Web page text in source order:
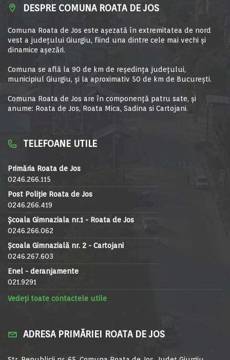
DESPRE COMUNA ROATA DE JOS
Comuna Roata de Jos este aşezată în extremitatea de nord
vest a judeţului Giurgiu, fiind una dintre cele mai vechi şi
dinamice aşezări.
Comuna se află la 90 de km de reşedinţa judeţului,
municipiul Giurgiu, şi la aproximativ 50 de km de Bucureşti.
Comuna Roata de Jos are în componență patru sate, și
anume: Roata de Jos, Roata Mica, Sadina si Cartojani.
TELEFOANE UTILE
Primăria Roata de Jos
0246.266.115
Post Poliție Roata de Jos
0246.266.419
Școala Gimnaziala nr.1 - Roata de Jos
0246.266.062
Școala Gimnazială nr. 2 - Cartojani
0246.267.603
Enel - deranjamente
021.9291
Vedeți toate contactele utile
ADRESA PRIMĂRIEI ROATA DE JOS